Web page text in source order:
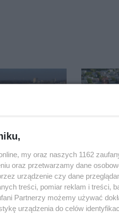
a przed
stanie
ARENA
analizy
miasto
na upały
my oraz naszych 1162
oraz przetwarzamy dane
urządzenie czy dane
treści, pomiar reklam i treści,
Partnerzy możemy używać
urządzenia do celów